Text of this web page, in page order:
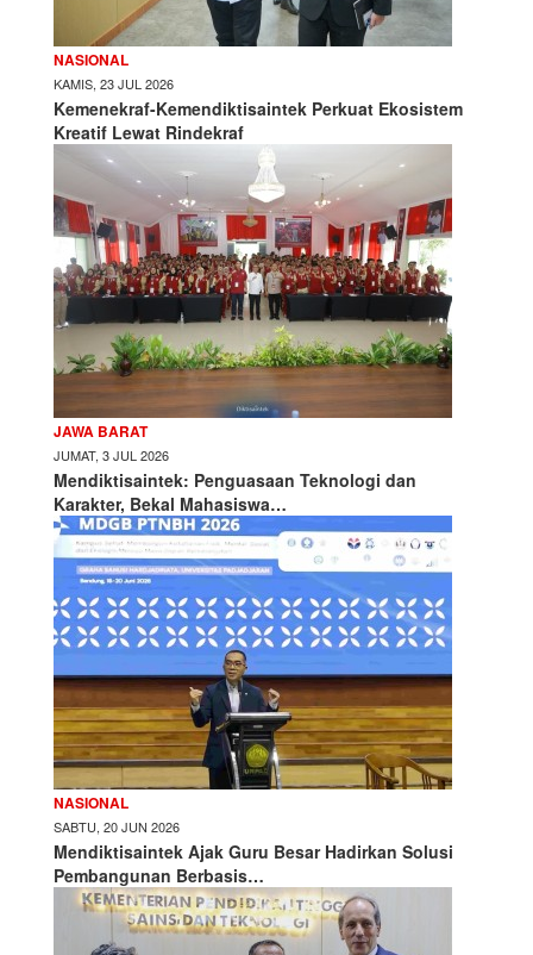
NASIONAL
KAMIS, 23 JUL 2026
Kemenekraf-Kemendiktisaintek Perkuat Ekosistem
Kreatif Lewat Rindekraf
JAWA BARAT
JUMAT, 3 JUL 2026
Mendiktisaintek: Penguasaan Teknologi dan
Karakter, Bekal Mahasiswa…
NASIONAL
SABTU, 20 JUN 2026
Mendiktisaintek Ajak Guru Besar Hadirkan Solusi
Pembangunan Berbasis…